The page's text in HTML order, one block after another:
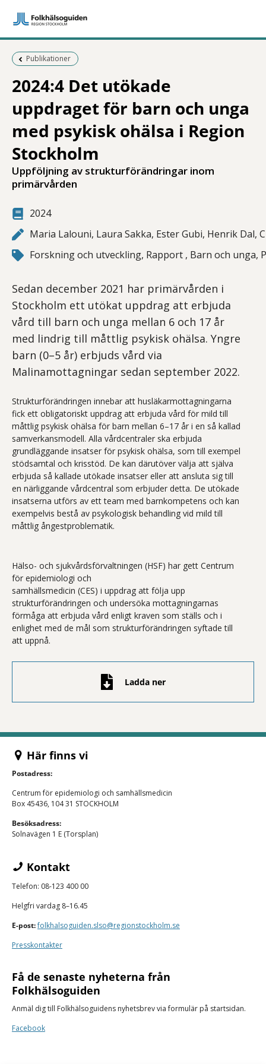
Föregående sida:
Publikationer
2024:4 Det utökade
uppdraget för barn och unga
med psykisk ohälsa i Region
Stockholm
Uppföljning av strukturförändringar inom
primärvården
2024
Maria Lalouni, Laura Sakka, Ester Gubi, Henrik Dal,
Forskning och utveckling, Rapport , Barn och unga,
Sedan december 2021 har primärvården i
Stockholm ett utökat uppdrag att erbjuda
vård till barn och unga mellan 6 och 17 år
med lindrig till måttlig psykisk ohälsa. Yngre
barn (0–5 år) erbjuds vård via
Malinamottagningar sedan september 2022.
Strukturförändringen innebar att husläkarmottagningarna
fick ett obligatoriskt uppdrag att erbjuda vård för mild till
måttlig psykisk ohälsa för barn mellan 6–17 år i en så kallad
samverkansmodell. Alla vårdcentraler ska erbjuda
grundläggande insatser för psykisk ohälsa, som till exempel
stödsamtal och krisstöd. De kan därutöver välja att själva
erbjuda så kallade utökade insatser eller att ansluta sig till
en närliggande vårdcentral som erbjuder detta. De utökade
insatserna utförs av ett team med barnkompetens och kan
exempelvis bestå av psykologisk behandling vid mild till
måttlig ångestproblematik.
Hälso- och sjukvårdsförvaltningen (HSF) har gett Centrum
för epidemiologi och
samhällsmedicin (CES) i uppdrag att följa upp
strukturförändringen och undersöka mottagningarnas
förmåga att erbjuda vård enligt kraven som ställs och i
enlighet med de mål som strukturförändringen syftade till
att uppnå.
Ladda ner
Här finns vi
Postadress:
Centrum för epidemiologi och samhällsmedicin
Box 45436, 104 31 STOCKHOLM
Besöksadress:
Solnavägen 1 E (Torsplan)
Kontakt
Telefon: 08-123 400 00
Helgfri vardag 8–16.45
E-post:folkhalsoguiden.slso@regionstockholm.se
Presskontakter
Få de senaste nyheterna från
Folkhälsoguiden
Anmäl dig till Folkhälsoguidens nyhetsbrev via formulär på startsidan.
Facebook